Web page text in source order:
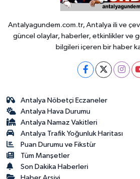
Antalyagundem.com.tr, Antalya ili ve
güncel olaylar, haberler, etkinlikler ve
bilgileri içeren bir haber
Antalya Nöbetçi Eczaneler
Antalya Hava Durumu
Antalya Namaz Vakitleri
Antalya Trafik Yoğunluk Haritası
Puan Durumu ve Fikstür
Tüm Manşetler
Son Dakika Haberleri
Haber Arşivi